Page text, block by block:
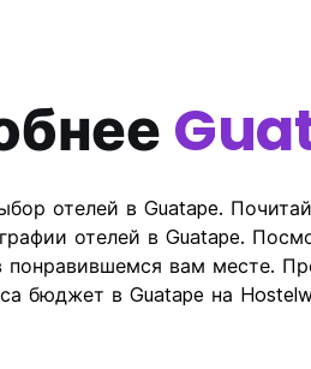
отелей в Guatape.
отелей в Guatape.
понравившемся вам месте.
бюджет в Guatape на